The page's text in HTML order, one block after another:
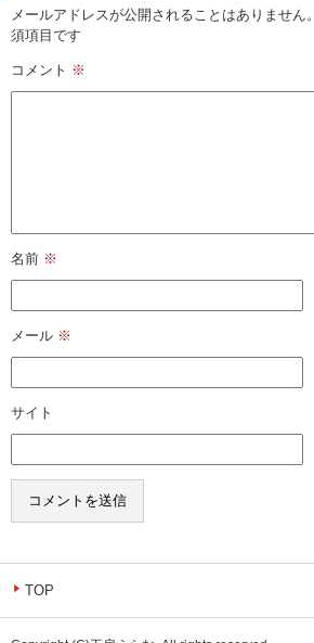
メールアドレスが公開されることはありません。
須項目です
コメント ※
名前 ※
メール ※
サイト
TOP